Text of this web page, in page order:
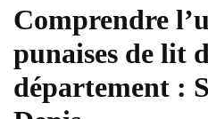
Comprendre
punaises de lit
département :